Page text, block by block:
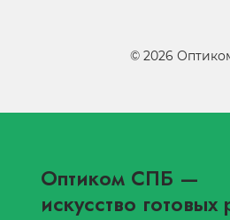
© 2026
Оптиком СПБ —
искусство